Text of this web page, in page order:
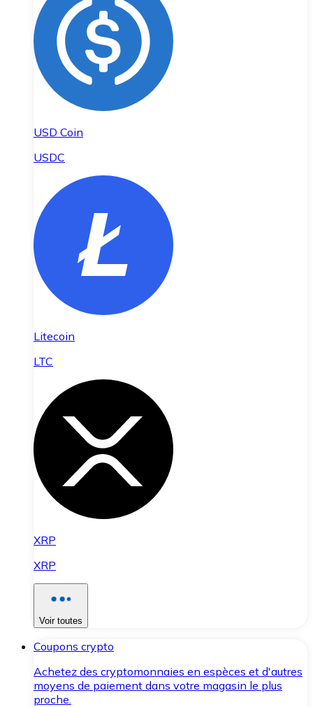
USD Coin
USDC
Litecoin
LTC
XRP
XRP
Voir toutes
Coupons crypto
Achetez des cryptomonnaies en espèces et d'autres
moyens de paiement dans votre magasin le plus
proche.